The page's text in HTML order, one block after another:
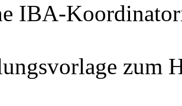
IBA-
zum